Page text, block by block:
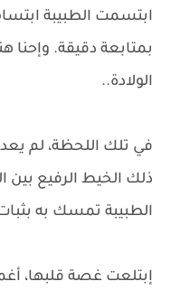
ابتسمت الطبيبة
بمتابعة دقيقة.
الولادة..
في تلك اللحظة، لم
ذلك الخيط الرفيع بين
الطبيبة تمسك به
إبتلعت غصة قلبها،